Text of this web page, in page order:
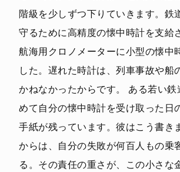
階級を少しずつ下りていきます。鉄
守るために高精度の懐中時計を支給
航海用クロノメーターに小型の懐中
した。遅れた時計は、列車事故や船
かねなかったからです。 ある若い鉄
めて自分の懐中時計を受け取った日
手紙が残っています。彼はこう書き
からは、自分の失敗が何百人もの乗
る。その責任の重さが、この小さな